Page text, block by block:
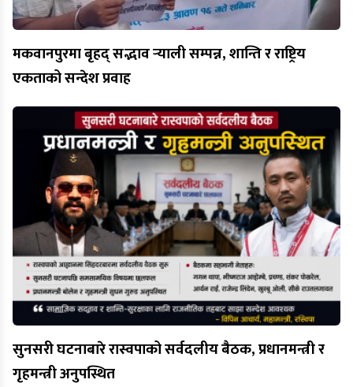
मकवानपुरमा बृहद् सद्भाव र्‍याली सम्पन्न, शान्ति र राष्ट्रिय
एकताको सन्देश प्रवाह
सुनसरी घटनाबारे रास्वपाको सर्वदलीय बैठक, प्रधानमन्त्री र
गृहमन्त्री अनुपस्थित